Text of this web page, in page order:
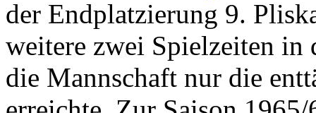
der Endplatzierung 9.
weitere zwei Spielzeiten in
die Mannschaft nur die